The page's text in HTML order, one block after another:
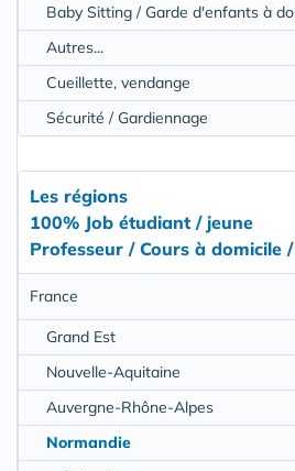
Baby Sitting / Garde d'enfants à
Autres...
Cueillette, vendange
Sécurité / Gardiennage
Les régions
100% Job étudiant / jeune
Professeur / Cours à domicile
France
Grand Est
Nouvelle-Aquitaine
Auvergne-Rhône-Alpes
Normandie